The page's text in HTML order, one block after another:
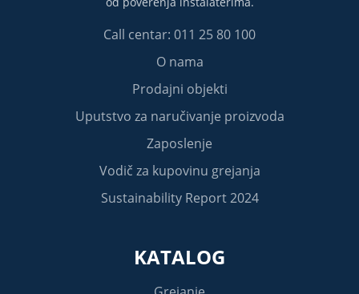
Call centar: 011 25 80 100
O nama
Prodajni objekti
Uputstvo za naručivanje proizvoda
Zaposlenje
Vodič za kupovinu grejanja
Sustainability Report 2024
KATALOG